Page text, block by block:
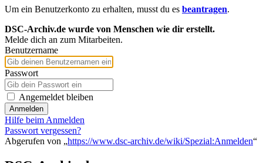
Um ein Benutzerkonto zu erhalten, musst du es beantragen.
DSC-Archiv.de wurde von Menschen wie dir erstellt.
Melde dich an zum Mitarbeiten.
Benutzername
Passwort
Angemeldet bleiben
Anmelden
Hilfe beim Anmelden
Passwort vergessen?
Abgerufen von „https://www.dsc-archiv.de/wiki/Spezial:Anmelden“